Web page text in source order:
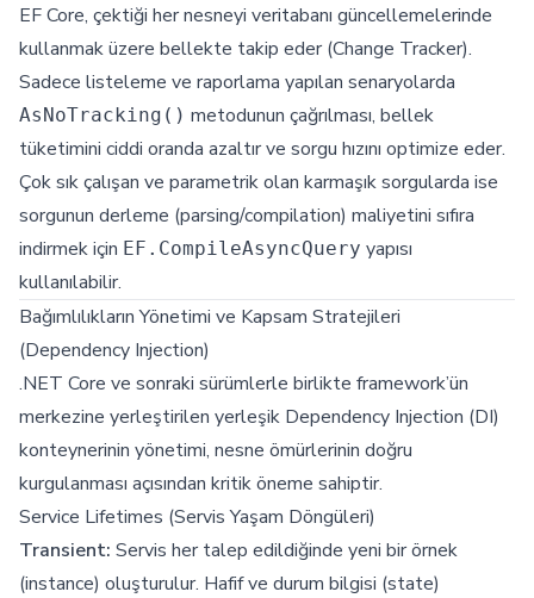
EF Core, çektiği her nesneyi veritabanı güncellemelerinde
kullanmak üzere bellekte takip eder (Change Tracker).
Sadece listeleme ve raporlama yapılan senaryolarda
AsNoTracking() metodunun çağrılması, bellek
tüketimini ciddi oranda azaltır ve sorgu hızını optimize eder.
Çok sık çalışan ve parametrik olan karmaşık sorgularda ise
sorgunun derleme (parsing/compilation) maliyetini sıfıra
indirmek için EF.CompileAsyncQuery yapısı
kullanılabilir.
Bağımlılıkların Yönetimi ve Kapsam Stratejileri
(Dependency Injection)
.NET Core ve sonraki sürümlerle birlikte framework’ün
merkezine yerleştirilen yerleşik Dependency Injection (DI)
konteynerinin yönetimi, nesne ömürlerinin doğru
kurgulanması açısından kritik öneme sahiptir.
Service Lifetimes (Servis Yaşam Döngüleri)
Transient: Servis her talep edildiğinde yeni bir örnek
(instance) oluşturulur. Hafif ve durum bilgisi (state)